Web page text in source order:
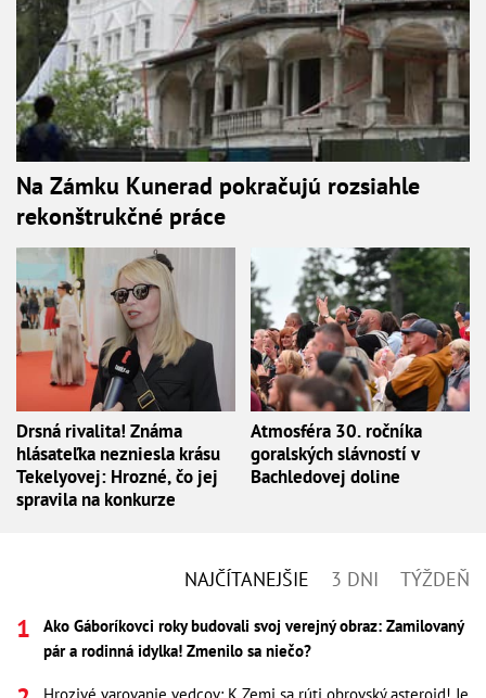
Na Zámku Kunerad pokračujú rozsiahle
rekonštrukčné práce
Drsná rivalita! Známa
hlásateľka nezniesla krásu
Tekelyovej: Hrozné, čo jej
spravila na konkurze
Atmosféra 30. ročníka
goralských slávností v
Bachledovej doline
NAJČÍTANEJŠIE 3 DNI TÝŽDEŇ
Ako Gáboríkovci roky budovali svoj verejný obraz: Zamilovaný
pár a rodinná idylka! Zmenilo sa niečo?